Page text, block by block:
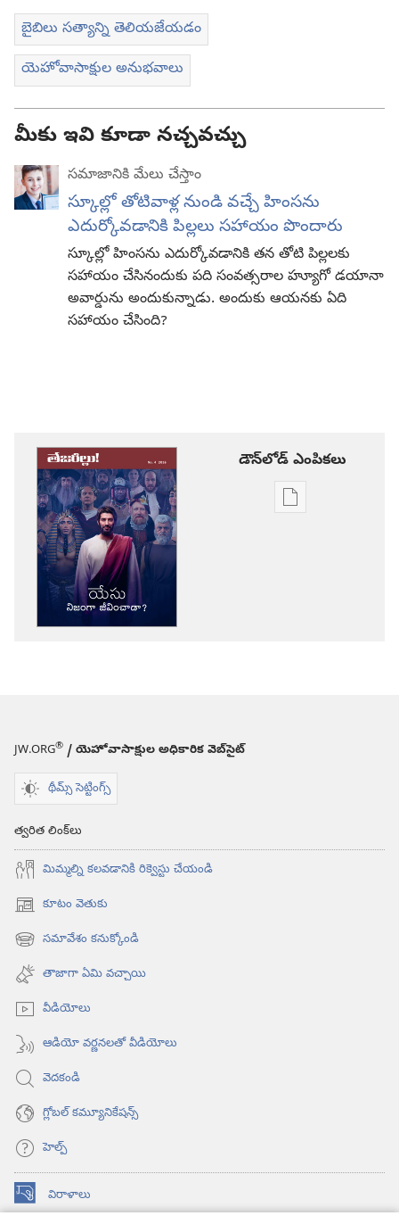
బైబిలు సత్యాన్ని తెలియజేయడం
యెహోవాసాక్షుల అనుభవాలు
మీకు ఇవి కూడా నచ్చవచ్చు
సమాజానికి మేలు చేస్తాం
స్కూల్లో తోటివాళ్ల నుండి వచ్చే హింసను
ఎదుర్కోవడానికి పిల్లలు సహాయం పొందారు
స్కూల్లో హింసను ఎదుర్కోవడానికి తన తోటి పిల్లలకు
సహాయం చేసినందుకు పది సంవత్సరాల హ్యూగో డయానా
అవార్డును అందుకున్నాడు. అందుకు ఆయనకు ఏది
సహాయం చేసింది?
డౌన్‌లోడ్‌ ఎంపికలు
ప్రచురణల
JW.ORG® / యెహోవాసాక్షుల అధికారిక వెబ్‌సైట్‌
థీమ్స్ సెట్టింగ్స్
త్వరిత లింక్‌లు
మిమ్మల్ని కలవడానికి రిక్వెస్టు చేయండి
కూటం వెతుకు
(కొత్త
విండో
ఓపెన్‌
అవుతుంది)
సమావేశం కనుక్కోండి
(కొత్త
విండో
ఓపెన్‌
అవుతుంది)
తాజాగా ఏమి వచ్చాయి
వీడియోలు
ఆడియో వర్ణనలతో వీడియోలు
వెదకండి
గ్లోబల్‌ కమ్యూనికేషన్స్‌
హెల్ప్‌
విరాళాలు
(కొత్త